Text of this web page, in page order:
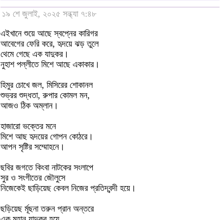
১৯ শে জুলাই, ২০২৫ সন্ধ্যা ৭:৪৮
এইখানে শুয়ে আছে স্বপ্নের কারিগর
আবেগের ফেরি করে, হৃদয়ে ঝড় তুলে
থেমে গেছে এক যাদুকর।
নুহাশ পল্লীতে মিশে আছে একাকার।
হিমুর চোখে জল, মিসিরের শোকানল
শুভ্রর শুদ্ধতা, রুপার কোমল মন,
আজও ঠিক অম্লান।
হাজারো ভক্তের মনে
মিশে আছ হৃদয়ের গোপন কোঠরে।
আপন সৃষ্টির সম্মোহনে।
ছবির জগতে কিংবা নাটকের সংলাপে
সুর ও সংগীতের জৌলুসে
নিজেকেই ছাড়িয়েছ কেবল নিজের প্রতিদ্বন্দী হয়ে।
ছড়িয়েছ র্মূছনা তরুন প্রান অন্তরে